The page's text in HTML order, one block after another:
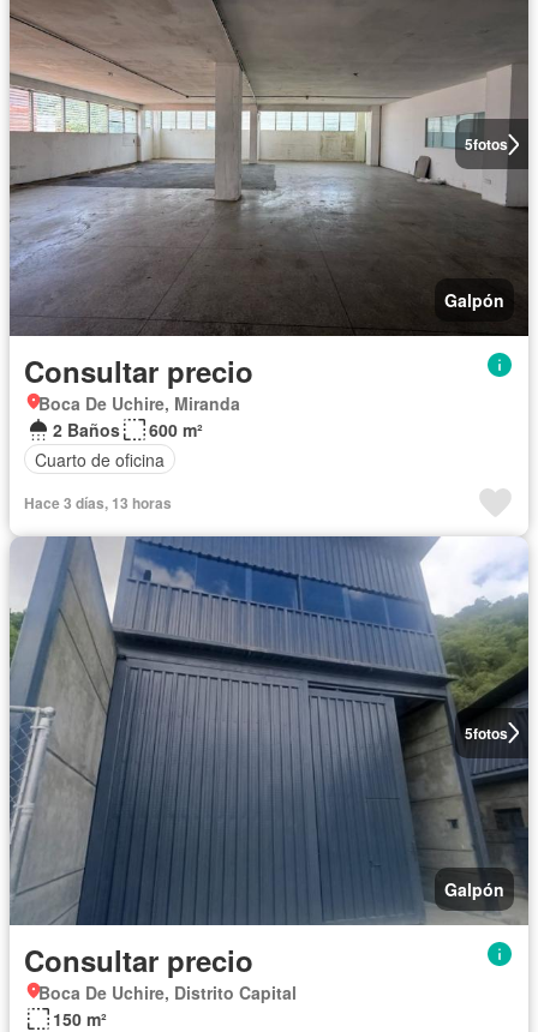
5fotos
Galpón
Consultar precio
Boca De Uchire, Miranda
2 Baños
600 m²
Cuarto de oficina
Hace 3 días, 13 horas
5fotos
Galpón
Consultar precio
Boca De Uchire, Distrito Capital
150 m²